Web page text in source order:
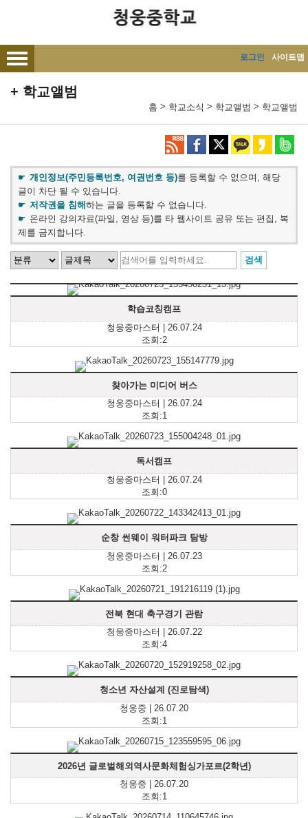
로그인 사이트맵
학교앨범
홈 > 학교소식 > 학교앨범 > 학교앨범
개인정보(주민등록번호, 여권번호 등)를 등록할 수 없으며, 해당
글이 차단 될 수 있습니다.
저작권을 침해하는 글을 등록할 수 없습니다.
온라인 강의자료(파일, 영상 등)를 타 웹사이트 공유 또는 편집, 복
제를 금지합니다.
학습코칭캠프
청웅중마스터 | 26.07.24
조회:2
찾아가는 미디어 버스
청웅중마스터 | 26.07.24
조회:1
독서캠프
청웅중마스터 | 26.07.24
조회:0
순창 썬웨이 워터파크 탐방
청웅중마스터 | 26.07.23
조회:2
전북 현대 축구경기 관람
청웅중마스터 | 26.07.22
조회:4
청소년 자산설계 (진로탐색)
청웅중 | 26.07.20
조회:1
2026년 글로벌해외역사문화체험싱가포르(2학년)
청웅중 | 26.07.20
조회:1